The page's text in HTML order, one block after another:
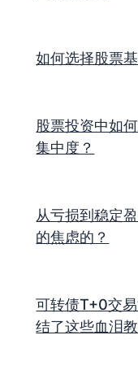
如何选择股票
股票投资中如
集中度？
从亏损到稳定
的焦虑的？
可转债T+0交
结了这些血泪